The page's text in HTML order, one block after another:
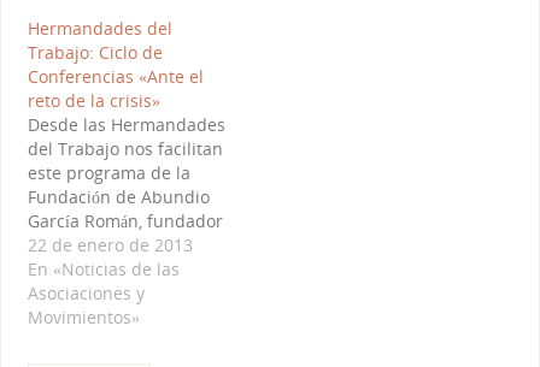
cristiano. Seguir leyendo
en: El Espinar rendirá
homenaje a Don Abundio
García Román, fundador
de las Hermandades del
Trabajo - MAS…
Hermandades del
Trabajo: Ciclo de
Conferencias «Ante el
reto de la crisis»
Desde las Hermandades
del Trabajo nos facilitan
este programa de la
Fundación de Abundio
García Román, fundador
de las Hermandades.
Consiste en un ciclo de
conferencias que lleva
por título "Ante el reto de
22 de enero de 2013
En «Noticias de las
Asociaciones y
Movimientos»